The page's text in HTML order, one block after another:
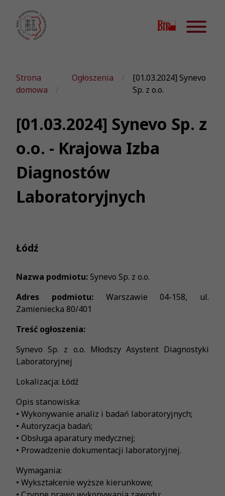
Strona
domowa
Ogłoszenia
[01.03.2024] Synevo
Sp. z o.o.
[01.03.2024] Synevo Sp. z
o.o. - Krajowa Izba
Diagnostów
Laboratoryjnych
Łódź
Nazwa podmiotu:Synevo Sp. z o.o.
Adres podmiotu:Warszawie 04-158, ul.
Zamieniecka 80/401
Treść ogłoszenia:
Synevo Sp. z o.o. Młodszy Asystent Diagnostyki
Laboratoryjnej
Lokalizacja: Łódź
Opis stanowiska:
• Wykonywanie analiz i badań laboratoryjnych;
• Autoryzacja badań;
• Obsługa aparatury medycznej;
• Prowadzenie dokumentacji laboratoryjnej.
Wymagania:
• Wykształcenie wyższe kierunkowe;